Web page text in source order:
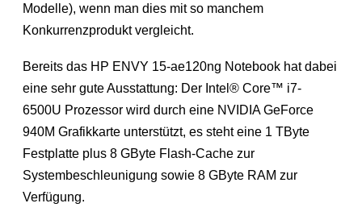
Modelle), wenn man dies mit so manchem
Konkurrenzprodukt vergleicht.
Bereits das HP ENVY 15-ae120ng Notebook hat dabei
eine sehr gute Ausstattung: Der Intel® Core™ i7-
6500U Prozessor wird durch eine NVIDIA GeForce
940M Grafikkarte unterstützt, es steht eine 1 TByte
Festplatte plus 8 GByte Flash-Cache zur
Systembeschleunigung sowie 8 GByte RAM zur
Verfügung.